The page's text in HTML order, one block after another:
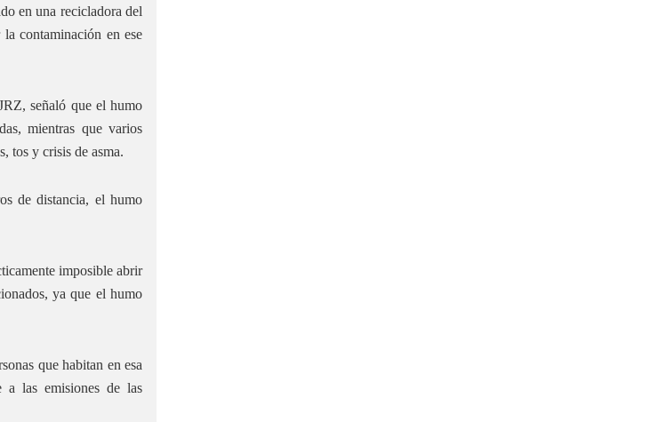
en una recicladora del
contaminación en ese
señaló que el humo
mientras que varios
tos y crisis de asma.
de distancia, el humo
imposible abrir
ya que el humo
que habitan en esa
a las emisiones de las